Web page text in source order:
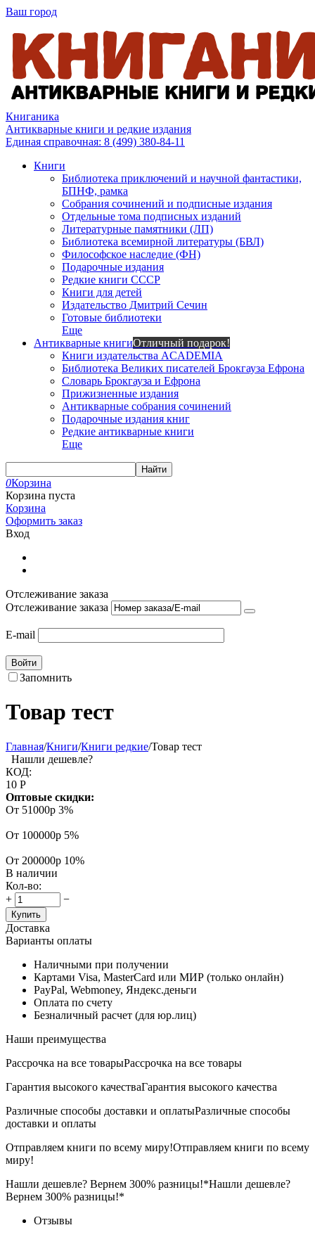
Ваш город
Книганика
Антикварные книги и редкие издания
Единая справочная: 8 (499) 380-84-11
Книги
Библиотека приключений и научной фантастики,
БПНФ, рамка
Собрания сочинений и подписные издания
Отдельные тома подписных изданий
Литературные памятники (ЛП)
Библиотека всемирной литературы (БВЛ)
Философское наследие (ФН)
Подарочные издания
Редкие книги СССР
Книги для детей
Издательство Дмитрий Сечин
Готовые библиотеки
Еще
Антикварные книгиОтличный подарок!
Книги издательства ACADEMIA
Библиотека Великих писателей Брокгауза Ефрона
Словарь Брокгауза и Ефрона
Прижизненные издания
Антикварные собрания сочинений
Подарочные издания книг
Редкие антикварные книги
Еще
Найти
0Корзина
Корзина пуста
Корзина
Оформить заказ
Вход
Отслеживание заказа
Отслеживание заказа
E-mail
Войти
Запомнить
Товар тест
Главная/Книги/Книги редкие/Товар тест
Нашли дешевле?
КОД:
10 Р
Оптовые скидки:
От 51000р 3%
От 100000р 5%
От 200000р 10%
В наличии
Кол-во:
+
−
Купить
Доставка
Варианты оплаты
Наличными при получении
Картами Visa, MasterCard или МИР (только онлайн)
PayPal, Webmoney, Яндекс.деньги
Оплата по счету
Безналичный расчет (для юр.лиц)
Наши преимущества
Рассрочка на все товарыРассрочка на все товары
Гарантия высокого качестваГарантия высокого качества
Различные способы доставки и оплатыРазличные способы
доставки и оплаты
Отправляем книги по всему миру!Отправляем книги по всему
миру!
Нашли дешевле? Вернем 300% разницы!*Нашли дешевле?
Вернем 300% разницы!*
Отзывы